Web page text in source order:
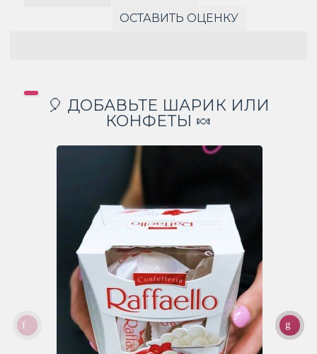
ОСТАВИТЬ ОЦЕНКУ
🎈 ДОБАВЬТЕ ШАРИК ИЛИ
КОНФЕТЫ 🍬